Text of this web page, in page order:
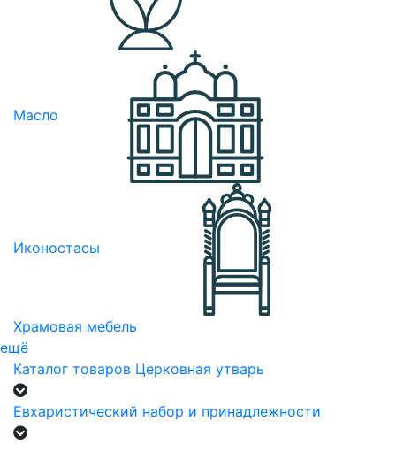
Масло
Иконостасы
Храмовая мебель
ещё
Каталог товаров Церковная утварь
Евхаристический набор и принадлежности